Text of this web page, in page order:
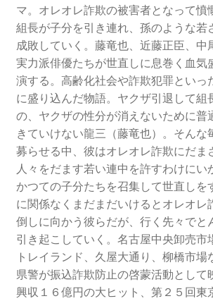
マ。オレオレ詐欺の被害者となって憤
組長が子分を引き連れ、孫のような若
成敗していく。藤竜也、近藤正臣、中
実力派俳優たちが世直しに息巻く血気
演する。高齢化社会や詐欺犯罪といっ
に盛り込んだ物語。ヤクザ引退して組
の、ヤクザの性分が消えないために普
きていけない龍三（藤竜也）。そんな
募らせる中、彼はオレオレ詐欺にだま
人々をだます若い連中を許すわけにい
かつての子分たちを召集して世直しを
に関係なくまだまだいけるとオレオレ
倒しに向かう彼らだが、行く先々でと
引き起こしていく。名古屋中央卸売市
トレイランド、久屋大通り、柳橋市場
県警が振込詐欺防止の啓蒙活動として
興収１６億円の大ヒット、第２５回東